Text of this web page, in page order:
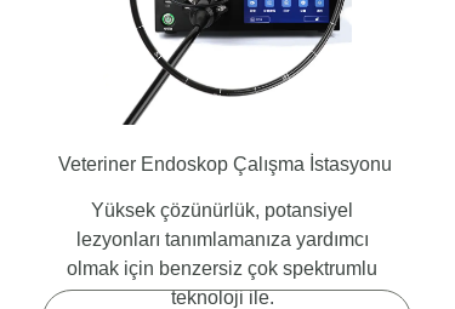
Veteriner Endoskop Çalışma İstasyonu
Yüksek çözünürlük, potansiyel
lezyonları tanımlamanıza yardımcı
olmak için benzersiz çok spektrumlu
teknoloji ile.